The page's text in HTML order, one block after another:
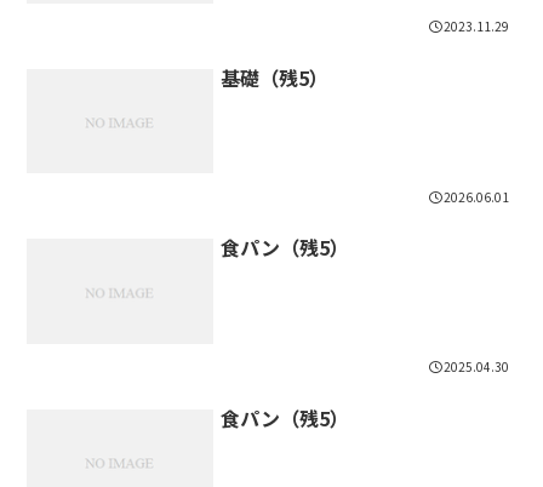
2023.11.29
基礎（残5）
2026.06.01
食パン（残5）
2025.04.30
食パン（残5）